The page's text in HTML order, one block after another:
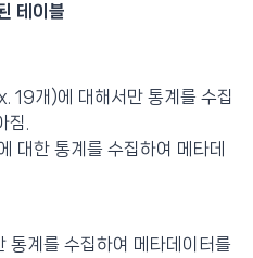
테이블
19개)에 대해서만 통계를 수집
짐.
대한 통계를 수집하여 메타데
통계를 수집하여 메타데이터를